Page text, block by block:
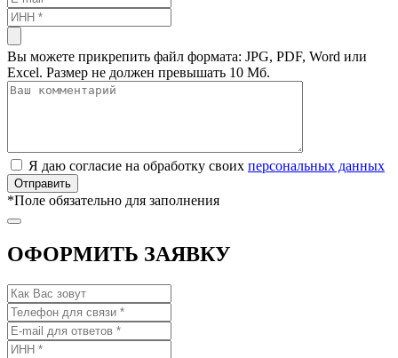
Вы можете прикрепить файл формата: JPG, PDF, Word или
Excel. Размер не должен превышать 10 Мб.
Я даю согласие на обработку своих персональных данных
*Поле обязательно для заполнения
ОФОРМИТЬ ЗАЯВКУ